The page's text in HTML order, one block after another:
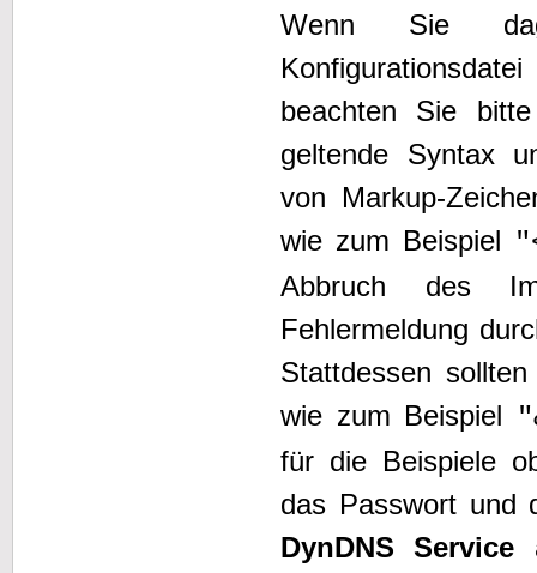
Wenn Sie
beachten Sie
geltende Syntax
von Markup-
wie zum Beispiel
Abbruch des
Fehlermeldung
Stattdessen
wie zum Beispiel
für die Beispiele
das Passwort und
DynDNS Service